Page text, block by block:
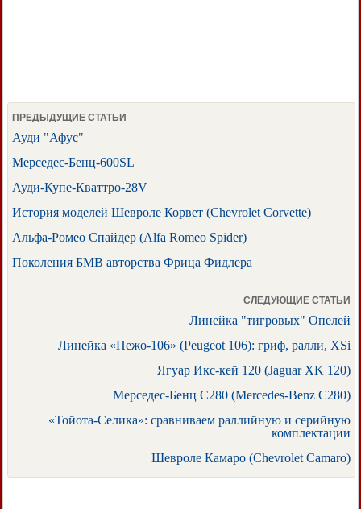
ПРЕДЫДУЩИЕ СТАТЬИ
Ауди "Афус"
Мерседес-Бенц-600SL
Ауди-Купе-Кваттро-28V
История моделей Шевроле Корвет (Chevrolet Corvette)
Альфа-Ромео Спайдер (Alfa Romeo Spider)
Поколения БМВ авторства Фрица Фидлера
СЛЕДУЮЩИЕ СТАТЬИ
Линейка "тигровых" Опелей
Линейка «Пежо-106» (Peugeot 106): гриф, ралли, XSi
Ягуар Икс-кей 120 (Jaguar XK 120)
Мерседес-Бенц С280 (Mercedes-Benz C280)
«Тойота-Селика»: сравниваем раллийную и серийную
комплектации
Шевроле Камаро (Chevrolet Camaro)